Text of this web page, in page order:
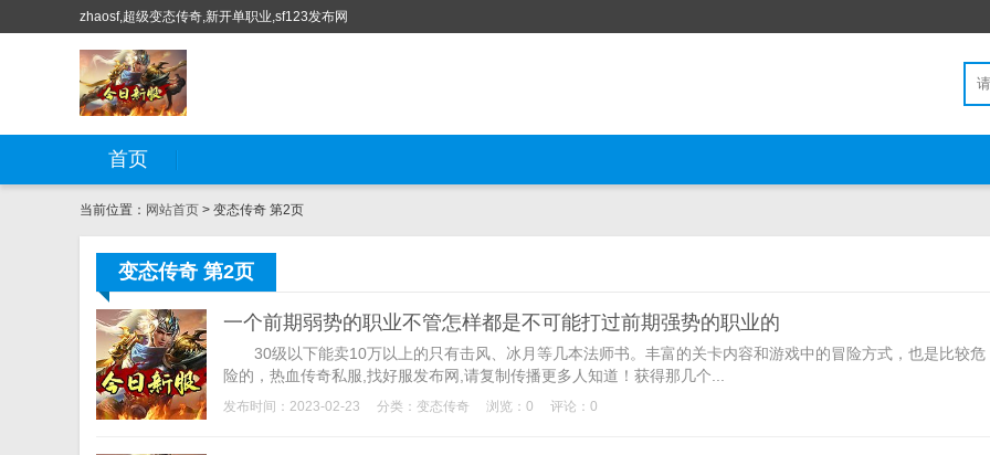
zhaosf,超级变态传奇,新开单职业,sf123发布网
首页
当前位置： 网站首页 > 变态传奇 第2页
变态传奇 第2页
一个前期弱势的职业不管怎样都是不可能打过前期强势的职业的
30级以下能卖10万以上的只有击风、冰月等几本法师书。丰富的关卡内容和游戏中的冒险方式，也是比较危
险的，热血传奇私服,找好服发布网,请复制传播更多人知道！获得那几个...
发布时间：2023-02-23 分类： 变态传奇 浏览：0 评论：0